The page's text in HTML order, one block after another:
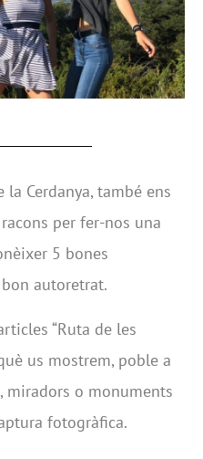
Cerdanya, també ens
per fer-nos una
5 bones
autoretrat.
“Ruta de les
us mostrem, poble a
miradors o monuments
fotogràfica.